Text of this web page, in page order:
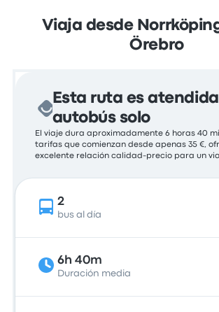
Viaja desde
Örebro
Esta ruta es
autobús solo
El viaje dura aproximadamente 6 horas 40
tarifas que comienzan desde apenas 35 €,
excelente relación calidad-precio para un
2
bus al día
6h 40m
Duración media